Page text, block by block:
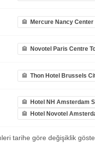
Mercure Nancy
Novotel Paris Centre
Thon Hotel Brussels
Hotel NH Amsterdam
Hotel Novotel
tarihe göre değişiklik